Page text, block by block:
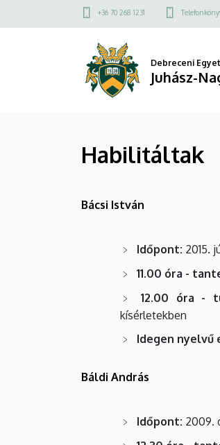
Habilitáltak
a
Felső
menü
+36 70 268 1231
Debreceni
Juhász-
Habilitáltak
Bácsi István
Időpont: 2015.
11.00 óra -
12.00 óra -
kísérletekben
Idegen nyelvű
Báldi András
Időpont: 2009.